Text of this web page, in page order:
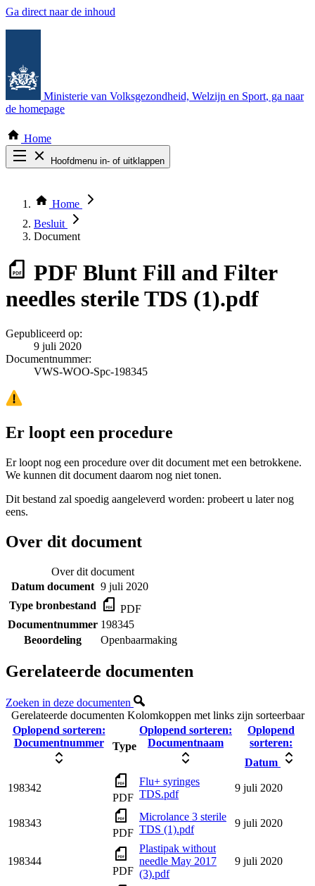
Ga direct naar de inhoud
Ministerie van Volksgezondheid, Welzijn en Sport, ga naar
de homepage
Home
Hoofdmenu in- of uitklappen
Thema COVID-19
Bekijk per bestuursorgaan
Home
Besluit
Document
PDF Blunt Fill and Filter
needles sterile TDS (1).pdf
Gepubliceerd op:
9 juli 2020
Documentnummer:
VWS-WOO-Spc-198345
Er loopt een procedure
Er loopt nog een procedure over dit document met een betrokkene.
We kunnen dit document daarom nog niet tonen.
Dit bestand zal spoedig aangeleverd worden: probeert u later nog
eens.
Over dit document
Over dit document
Datum document 9 juli 2020
Type bronbestand
PDF
Documentnummer 198345
Beoordeling
Openbaarmaking
Gerelateerde documenten
Zoeken in deze documenten
Gerelateerde documenten Kolomkoppen met links zijn sorteerbaar
Oplopend sorteren:
Documentnummer
Type
Oplopend sorteren:
Documentnaam
Oplopend
sorteren:
Datum
198342
PDF
Flu+ syringes
TDS.pdf
9 juli 2020
198343
PDF
Microlance 3 sterile
TDS (1).pdf
9 juli 2020
198344
PDF
Plastipak without
needle May 2017
(3).pdf
9 juli 2020